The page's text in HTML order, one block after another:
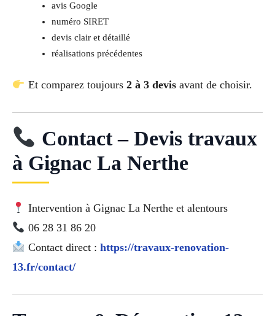
avis Google
numéro SIRET
devis clair et détaillé
réalisations précédentes
Et comparez toujours 2 à 3 devisavant de choisir.
Contact – Devis travaux
à Gignac La Nerthe
Intervention à Gignac La Nerthe et alentours
06 28 31 86 20
Contact direct : https://travaux-renovation-
13.fr/contact/